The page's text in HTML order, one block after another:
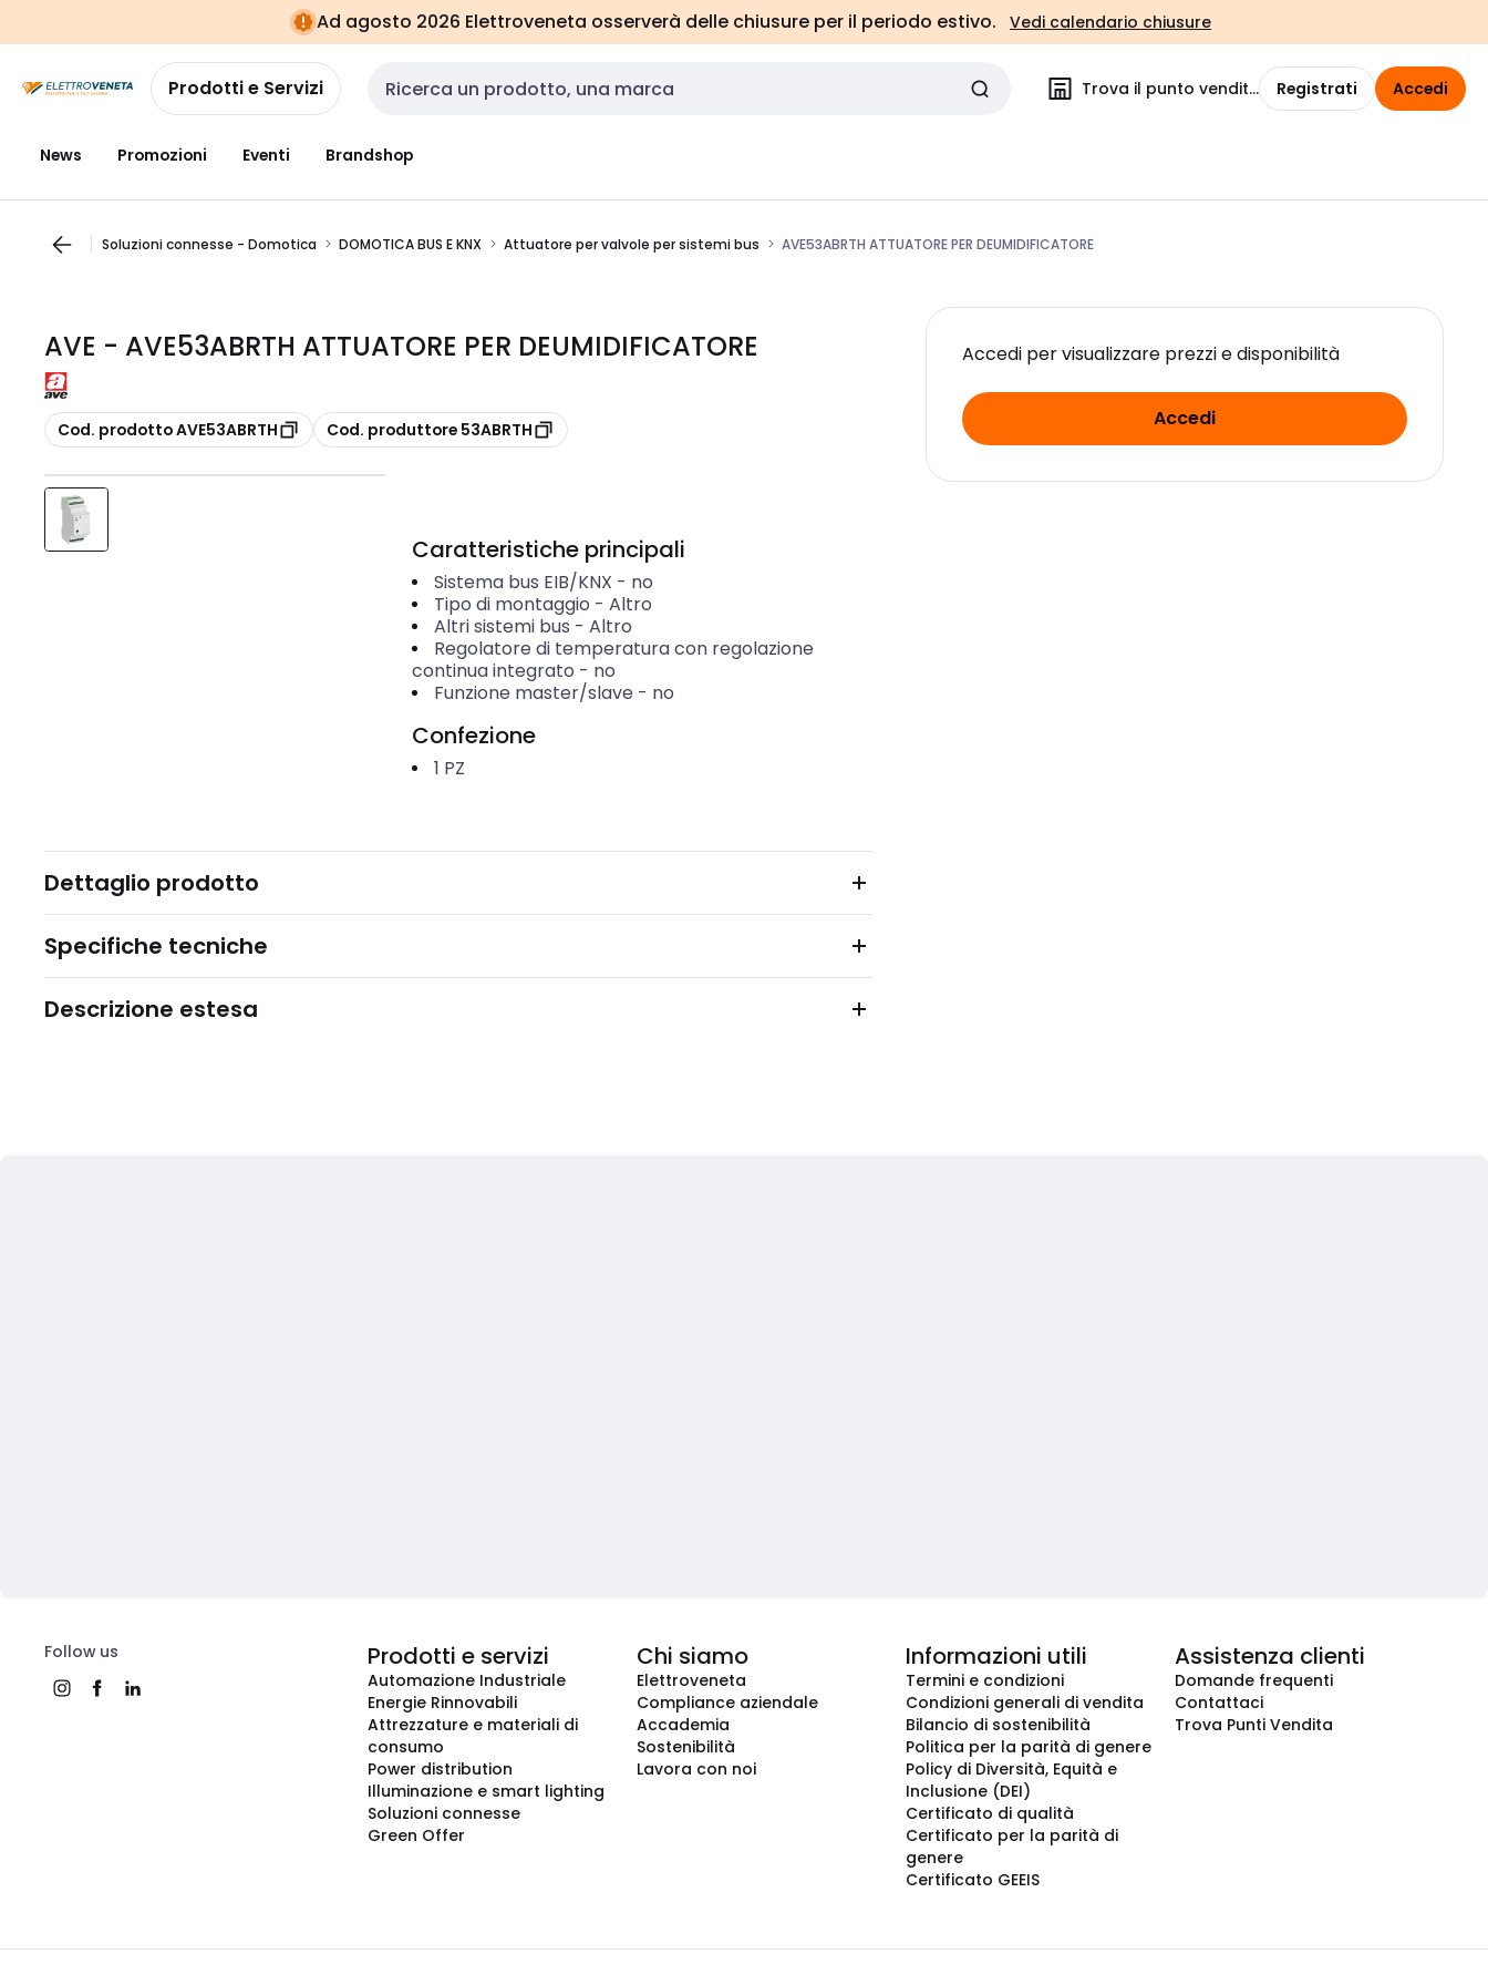
navigazionealla
pagina
Ad agosto 2026 Elettroveneta osserverà delle chiusure per il periodo estivo. Vedi calendario chiusure
Prodotti e Servizi Cerca input Trova il punto vendita Registrati Accedi
News Promozioni Eventi Brandshop
Soluzioni connesse - Domotica DOMOTICA BUS E KNX Attuatore per valvole per sistemi bus AVE53ABRTH ATTUATORE PER DEUMIDIFICATORE
AVE - AVE53ABRTH ATTUATORE PER DEUMIDIFICATORE
copia
Cod. prodotto AVE53ABRTH copia
Cod. produttore 53ABRTH
Accedi per visualizzare prezzi e disponibilità
Accedi
Caratteristiche principali
Sistema bus EIB/KNX - no
Tipo di montaggio - Altro
Altri sistemi bus - Altro
Regolatore di temperatura con regolazione
continua integrato - no
Funzione master/slave - no
Confezione
1 PZ
Dettaglio prodotto
Specifiche tecniche
Descrizione estesa
Follow us Prodotti e servizi
Automazione Industriale
Energie Rinnovabili
Attrezzature e materiali di
consumo
Power distribution
Illuminazione e smart lighting
Soluzioni connesse
Green Offer
Chi siamo
Elettroveneta
Compliance aziendale
Accademia
Sostenibilità
Lavora con noi
Informazioni utili
Termini e condizioni
Condizioni generali di vendita
Bilancio di sostenibilità
Politica per la parità di genere
Policy di Diversità, Equità e
Inclusione (DEI)
Certificato di qualità
Certificato per la parità di
genere
Certificato GEEIS
Assistenza clienti
Domande frequenti
Contattaci
Trova Punti Vendita